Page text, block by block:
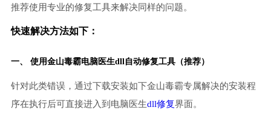
推荐使用专业的修复工具来解决同样的问题。
快速解决方法如下：
一、 使用金山毒霸电脑医生dll自动修复工具（推荐）
针对此类错误，通过下载安装如下金山毒霸专属解决的安装程
序在执行后可直接进入到电脑医生dll修复界面。